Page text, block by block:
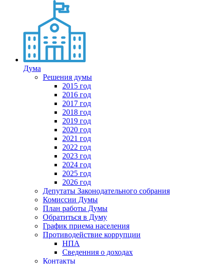
Дума
Решения думы
2015 год
2016 год
2017 год
2018 год
2019 год
2020 год
2021 год
2022 год
2023 год
2024 год
2025 год
2026 год
Депутаты Законодательного собрания
Комиссии Думы
План работы Думы
Обратиться в Думу
График приема населения
Противодействие коррупции
НПА
Сведенния о доходах
Контакты